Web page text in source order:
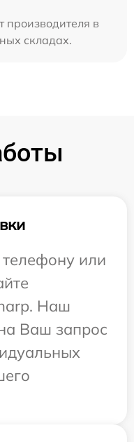
производителя в
складах.
или
Наш
Ваш запрос